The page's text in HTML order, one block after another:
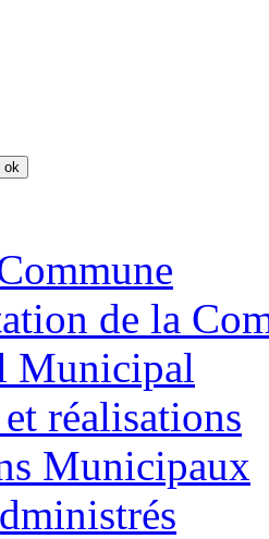
de la
Municipal
réalisations
Municipaux